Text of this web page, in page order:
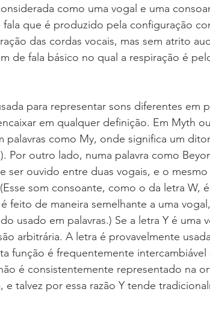
como uma vogal e uma
que é produzido pela configuração
das cordas vocais, mas sem atrito
de fala básico no qual a respiração é
para representar sons diferentes em
em qualquer definição. Em Myth
palavras como My, onde significa um
Por outro lado, numa palavra como
ser ouvido entre duas vogais, e o
som consoante, como o da letra W,
feito de maneira semelhante a uma
usado em palavras.) Se a letra Y é uma
arbitrária. A letra é provavelmente
função é frequentemente
é consistentemente representado na
e talvez por essa razão Y tende